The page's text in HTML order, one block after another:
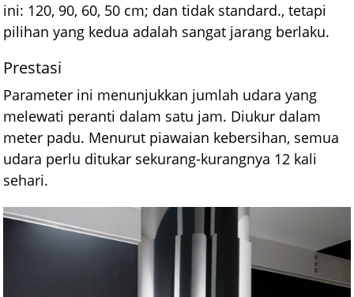
ini: 120, 90, 60, 50 cm; dan tidak standard., tetapi
pilihan yang kedua adalah sangat jarang berlaku.
Prestasi
Parameter ini menunjukkan jumlah udara yang
melewati peranti dalam satu jam. Diukur dalam
meter padu. Menurut piawaian kebersihan, semua
udara perlu ditukar sekurang-kurangnya 12 kali
sehari.